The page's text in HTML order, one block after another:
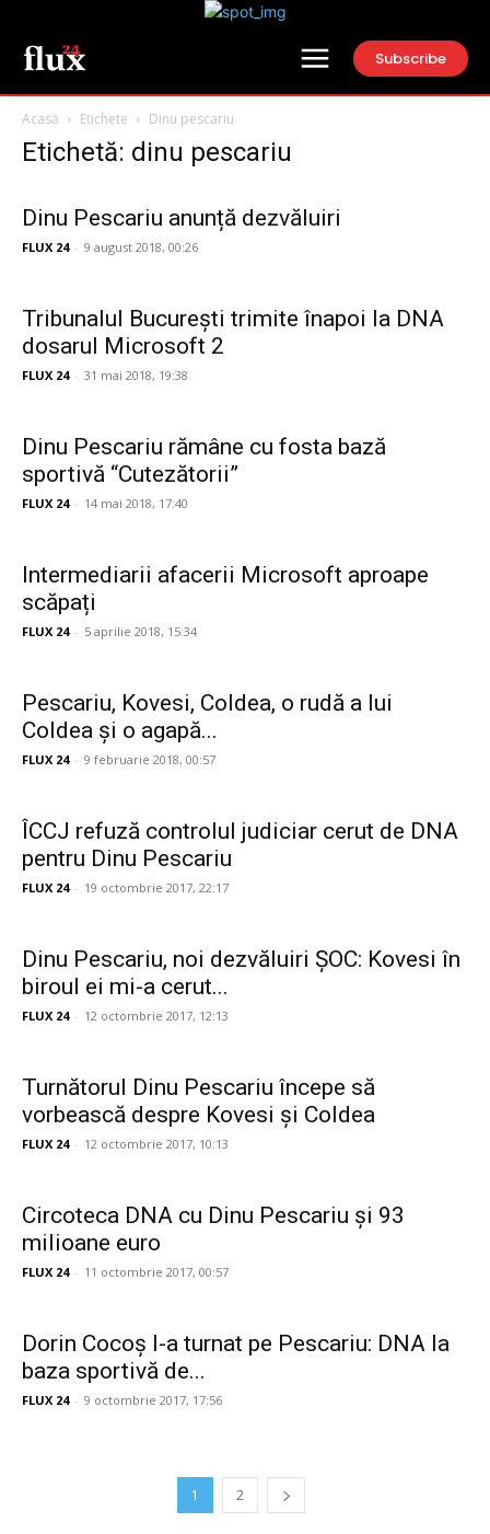
Subscribe
Acasă Etichete Dinu pescariu
Etichetă: dinu pescariu
Dinu Pescariu anunță dezvăluiri
FLUX 24 - 9 august 2018, 00:26
Tribunalul Bucureşti trimite înapoi la DNA
dosarul Microsoft 2
FLUX 24 - 31 mai 2018, 19:38
Dinu Pescariu rămâne cu fosta bază
sportivă “Cutezătorii”
FLUX 24 - 14 mai 2018, 17:40
Intermediarii afacerii Microsoft aproape
scăpați
FLUX 24 - 5 aprilie 2018, 15:34
Pescariu, Kovesi, Coldea, o rudă a lui
Coldea și o agapă...
FLUX 24 - 9 februarie 2018, 00:57
ÎCCJ refuză controlul judiciar cerut de DNA
pentru Dinu Pescariu
FLUX 24 - 19 octombrie 2017, 22:17
Dinu Pescariu, noi dezvăluiri ȘOC: Kovesi în
biroul ei mi-a cerut...
FLUX 24 - 12 octombrie 2017, 12:13
Turnătorul Dinu Pescariu începe să
vorbească despre Kovesi și Coldea
FLUX 24 - 12 octombrie 2017, 10:13
Circoteca DNA cu Dinu Pescariu şi 93
milioane euro
FLUX 24 - 11 octombrie 2017, 00:57
Dorin Cocoș l-a turnat pe Pescariu: DNA la
baza sportivă de...
FLUX 24 - 9 octombrie 2017, 17:56
1 2